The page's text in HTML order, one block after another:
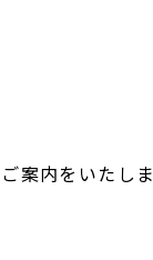
案内をいたしま